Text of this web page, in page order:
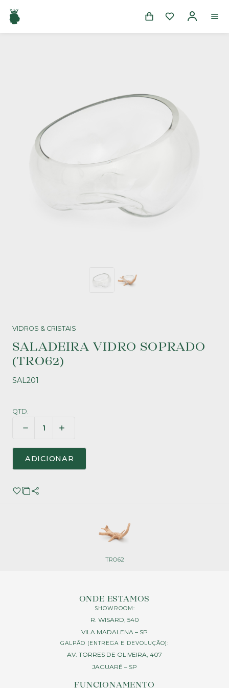
VIDROS & CRISTAIS
SALADEIRA VIDRO SOPRADO
(TRO62)
SAL201
QTD.
ADICIONAR
TRO62
ONDE ESTAMOS
SHOWROOM:
R. WISARD, 540
VILA MADALENA – SP
GALPÃO (ENTREGA E DEVOLUÇÃO):
AV. TORRES DE OLIVEIRA, 407
JAGUARÉ – SP
FUNCIONAMENTO